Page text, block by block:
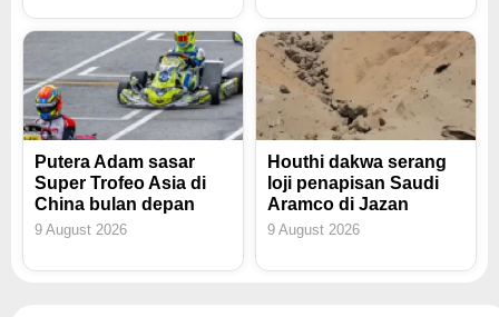
Putera Adam sasar
Super Trofeo Asia di
China bulan depan
9 August 2026
Houthi dakwa serang
loji penapisan Saudi
Aramco di Jazan
9 August 2026